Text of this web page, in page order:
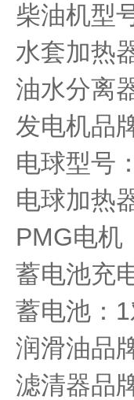
柴油机型
水套加热
油水分离
发电机品
电球型号
电球加热
PMG电机
蓄电池充
蓄电池：
润滑油品
滤清器品